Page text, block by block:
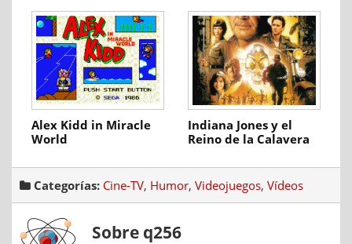
Alex Kidd in Miracle
World
Indiana Jones y el
Reino de la Calavera
Categorías: Cine-TV, Humor, Videojuegos, Vídeos
Sobre q256